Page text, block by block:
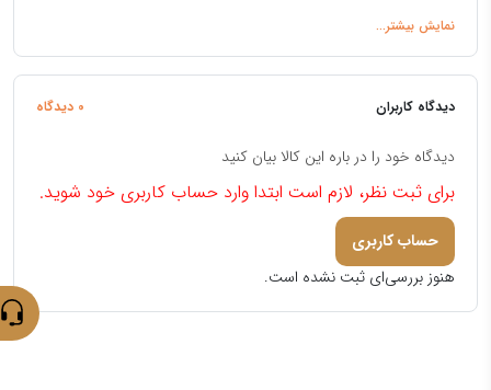
غذاخوری سر خالی قهوه ریز آسیاب‌شده و را در جذوه یا بریزید.
مخلوط را به خوبی هم بزنید و آن را بر روی حرارت ملایم قرار دهید
دیدگاه کاربران 0 دیدگاه
دیدگاه خود را در باره این کالا بیان کنید
برای ثبت نظر، لازم است ابتدا وارد حساب کاربری خود شوید.
حساب کاربری
هنوز بررسی‌ای ثبت نشده است.